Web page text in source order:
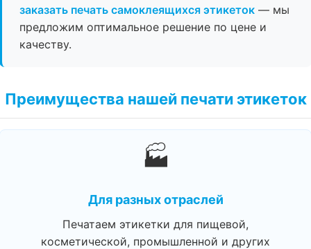
заказать печать самоклеящихся этикеток — мы
предложим оптимальное решение по цене и
качеству.
Преимущества нашей печати этикеток
🏭
Для разных отраслей
Печатаем этикетки для пищевой,
косметической, промышленной и других